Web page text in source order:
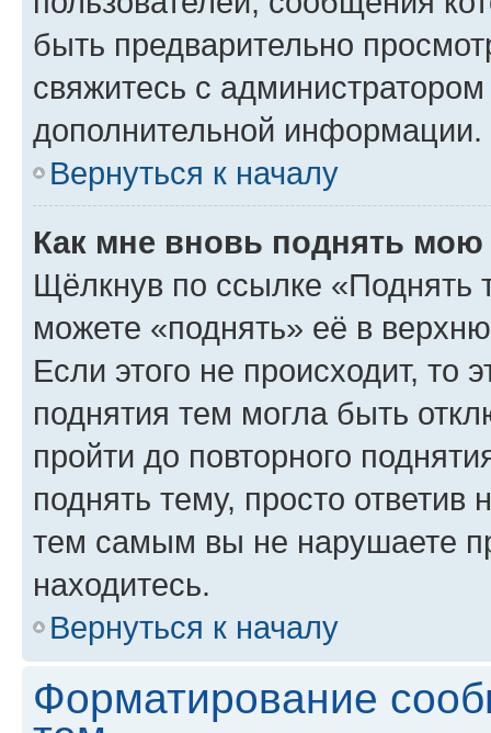
быть предварительно
свяжитесь с
дополнительной информации.
Вернуться к началу
Как мне вновь поднять мою
Щёлкнув по ссылке «Поднять
можете «поднять» её в
Если этого не происходит, то
поднятия тем могла быть
пройти до повторного
поднять тему, просто ответив
тем самым вы не нарушаете
находитесь.
Вернуться к началу
Форматирование